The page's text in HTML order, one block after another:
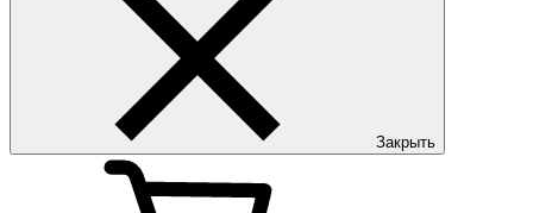
Закрыть